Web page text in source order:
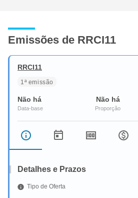
Emissões de RRCI11
RRCI11
1ª emissão
Não há Não há
Detalhes e Prazos
Tipo de Oferta